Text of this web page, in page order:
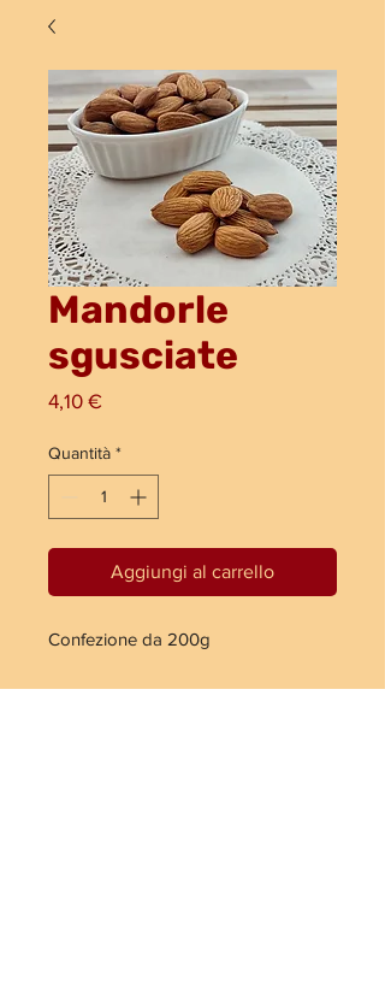
Mandorle
sgusciate
4,10 €
Quantità *
Aggiungi al carrello
Confezione da 200g